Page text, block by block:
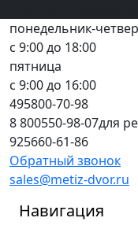
понедельник-
с 9:00 до 18:00
пятница
с 9:00 до 16:00
495800-70-98
8 800550-98-07для
925660-61-86
Обратный звонок
sales@metiz-dvor.ru
Навигация